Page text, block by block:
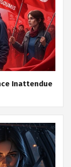
Inattendue